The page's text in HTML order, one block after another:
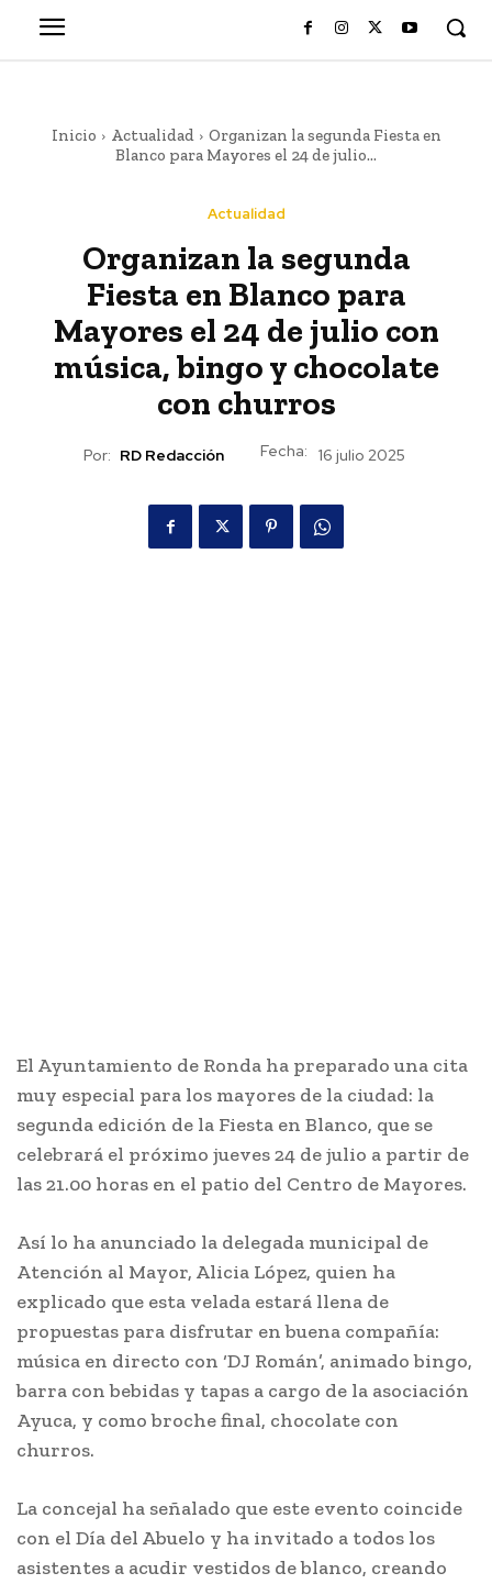
Inicio Actualidad
Organizan la segunda Fiesta en
Blanco para Mayores el 24 de julio...
Actualidad
Organizan la segunda
Fiesta en Blanco para
Mayores el 24 de julio con
música, bingo y chocolate
con churros
Por: RD Redacción Fecha: 16 julio 2025
El Ayuntamiento de Ronda ha preparado una cita
muy especial para los mayores de la ciudad: la
segunda edición de la Fiesta en Blanco, que se
celebrará el próximo jueves 24 de julio a partir de
las 21.00 horas en el patio del Centro de Mayores.
Así lo ha anunciado la delegada municipal de
Atención al Mayor, Alicia López, quien ha
explicado que esta velada estará llena de
propuestas para disfrutar en buena compañía:
música en directo con ‘DJ Román’, animado bingo,
barra con bebidas y tapas a cargo de la asociación
Ayuca, y como broche final, chocolate con
churros.
La concejal ha señalado que este evento coincide
con el Día del Abuelo y ha invitado a todos los
asistentes a acudir vestidos de blanco, creando